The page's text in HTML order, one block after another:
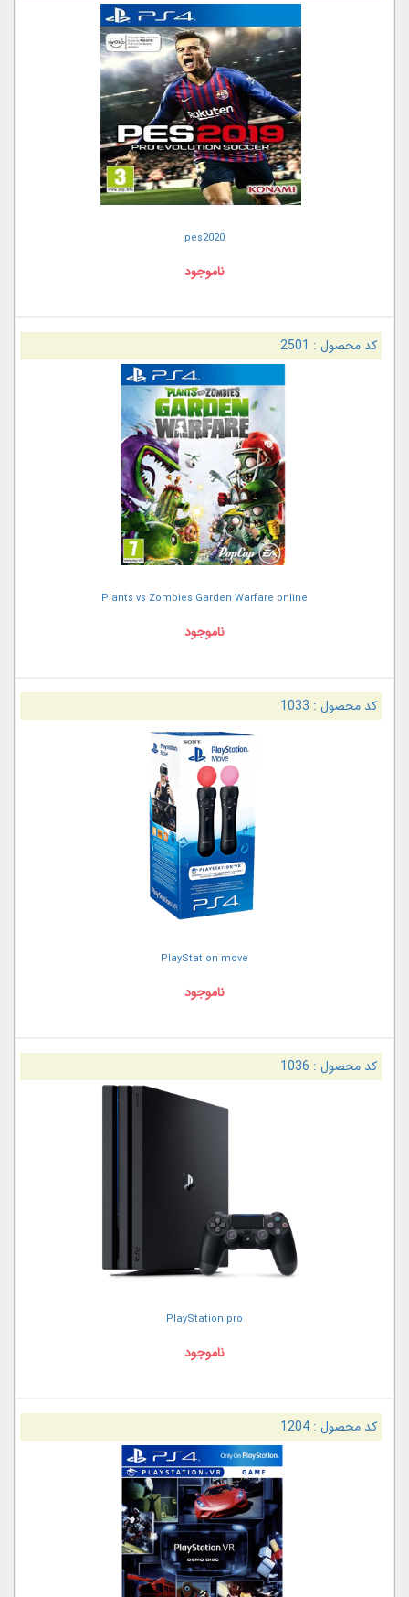
pes2020
ناموجود
کد محصول : 2501
Plants vs Zombies Garden Warfare online
ناموجود
کد محصول : 1033
PlayStation move
ناموجود
کد محصول : 1036
PlayStation pro
ناموجود
کد محصول :1204